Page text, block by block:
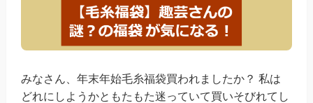
みなさん、年末年始毛糸福袋買われましたか？ 私は
どれにしようかともたもた迷っていて買いそびれてし